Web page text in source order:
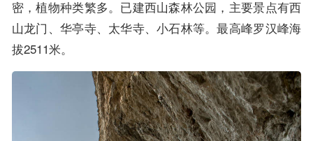
密，植物种类繁多。已建西山森林公园，主要景点有西
山龙门、华亭寺、太华寺、小石林等。最高峰罗汉峰海
拔2511米。